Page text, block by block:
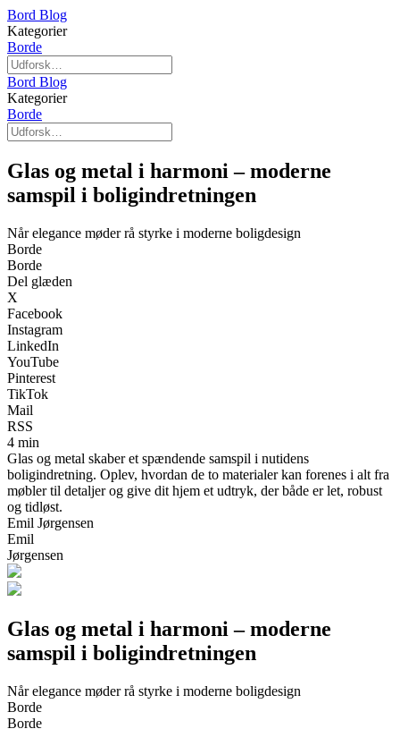
Bord Blog
Kategorier
Borde
Bord Blog
Kategorier
Borde
Glas og metal i harmoni – moderne
samspil i boligindretningen
Når elegance møder rå styrke i moderne boligdesign
Borde
Borde
Del glæden
X
Facebook
Instagram
LinkedIn
YouTube
Pinterest
TikTok
Mail
RSS
4 min
Glas og metal skaber et spændende samspil i nutidens
boligindretning. Oplev, hvordan de to materialer kan forenes i alt fra
møbler til detaljer og give dit hjem et udtryk, der både er let, robust
og tidløst.
Emil Jørgensen
Emil
Jørgensen
Glas og metal i harmoni – moderne
samspil i boligindretningen
Når elegance møder rå styrke i moderne boligdesign
Borde
Borde